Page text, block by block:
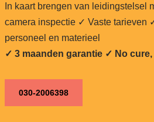
In kaart brengen van leidingstelsel
camera inspectie ✓ Vaste tarieven
personeel en materieel
✓ 3 maanden garantie ✓ No
030-2006398